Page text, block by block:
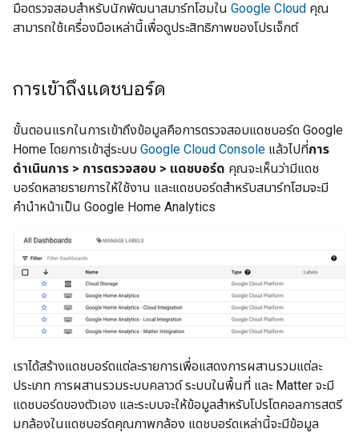
มือตรวจสอบสำหรับนักพัฒนาสมาร์ทโฮมใน Google Cloud คุณ
สามารถใช้เครื่องมือเหล่านี้เพื่อดูประสิทธิภาพของโปรเจ็กต์
การเข้าถึงแดชบอร์ด
ขั้นตอนแรกในการเข้าถึงข้อมูลคือการตรวจสอบแดชบอร์ด Google
Home โดยการเข้าสู่ระบบ Google Cloud Console แล้วไปที่การ
ดำเนินการ > การตรวจสอบ > แดชบอร์ด คุณจะเห็นว่ามีแดช
บอร์ดหลายรายการให้ใช้งาน และแดชบอร์ดสำหรับสมาร์ทโฮมจะมี
คำนำหน้าเป็น Google Home Analytics
เราได้สร้างแดชบอร์ดแต่ละรายการเพื่อแสดงการผสานรวมแต่ละ
ประเภท การผสานรวมระบบคลาวด์ ระบบในพื้นที่ และ Matter จะมี
แดชบอร์ดของตัวเอง และระบบจะให้ข้อมูลสำหรับโปรโตคอลการสตรี
มกล้องในแดชบอร์ดคุณภาพกล้อง แดชบอร์ดเหล่านี้จะมีข้อมูล